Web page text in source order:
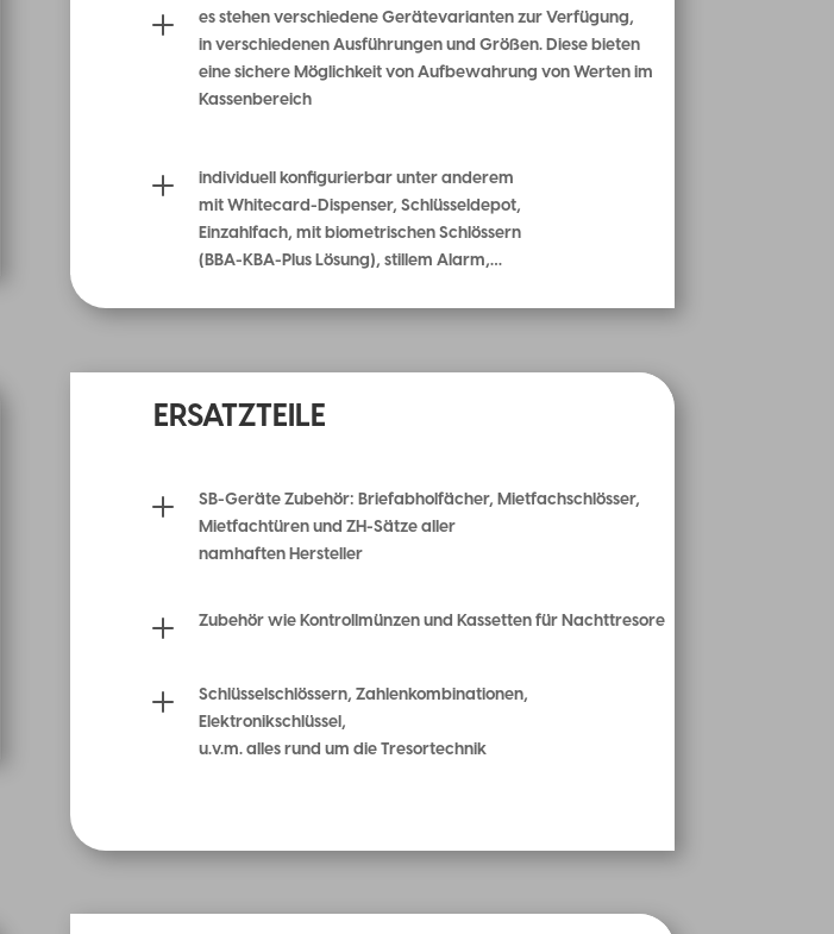
L
es stehen verschiedene Gerätevarianten zur Verfügung,
in verschiedenen Ausführungen und Größen. Diese bieten
eine sichere Möglichkeit von Aufbewahrung von Werten im
Kassenbereich
L
individuell konfigurierbar unter anderem
mit Whitecard-Dispenser, Schlüsseldepot,
Einzahlfach, mit biometrischen Schlössern
(BBA-KBA-Plus Lösung), stillem Alarm,…
ERSATZTEILE
L
SB-Geräte Zubehör: Briefabholfächer, Mietfachschlösser,
Mietfachtüren und ZH-Sätze aller
namhaften Hersteller
L Zubehör wie Kontrollmünzen und Kassetten für Nachttresore
L
Schlüsselschlössern, Zahlenkombinationen,
Elektronikschlüssel,
u.v.m. alles rund um die Tresortechnik